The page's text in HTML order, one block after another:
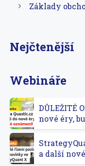
Základy
Nejčtenější
Webináře
DŮLEŽITÉ
nové éry,
a další